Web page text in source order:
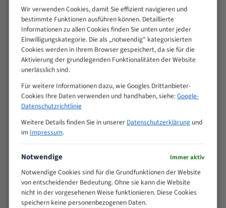
30
4/5
50
80
> 100
VOLLMATERIAL
M (mm)
Zoll (ZpZ))
>
25
10/14
15 - 40
8/12
25 - 50
50 - 120
80 - 180
3/4
130 -
350
2/3
Wir verwenden Cookies, damit Sie effizient navigieren und
bestimmte Funktionen ausführen können. Detaillierte
Informationen zu allen Cookies finden Sie unten unter jeder
Einwilligungskategorie. Die als „notwendig" kategorisierten
Cookies werden in Ihrem Browser gespeichert, da sie für die
Aktivierung der grundlegenden Funktionalitäten der Website
unerlässlich sind.
Für weitere Informationen dazu, wie Googles Drittanbieter-
Cookies Ihre Daten verwenden und handhaben, siehe:Google-
Datenschutzrichtlinie
Weitere Details finden Sie in unserer Datenschutzerklärungund
im Impressum.
Notwendige Immer aktiv
Notwendige Cookies sind für die Grundfunktionen der Website
von entscheidender Bedeutung. Ohne sie kann die Website
nicht in der vorgesehenen Weise funktionieren. Diese Cookies
speichern keine personenbezogenen Daten.